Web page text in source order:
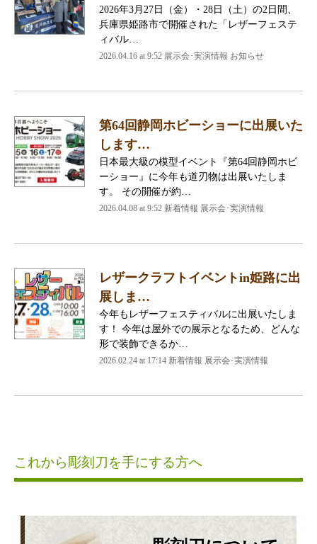
2026年3月27日（金）・28日（土）の2日間、
兵庫県姫路市で開催された「レザーフェステ
ィバル…
2026.04.16 at 9:52 展示会･実演情報 お知らせ
第64回静岡ホビーショーに出展いた
します…
日本最大級の模型イベント『第64回静岡ホビ
ーショー』に今年も道刃物は出展いたしま
す。 その開催が約…
2026.04.08 at 9:52 新着情報 展示会･実演情報
レザークラフトイベントin姫路に出
展しま…
今年もレザーフェスティバルに出展いたしま
す！ 今年は屋外での展示となるため、どんな
形で装飾できるか…
2026.02.24 at 17:14 新着情報 展示会･実演情報
これから彫刻刀を手にする方へ